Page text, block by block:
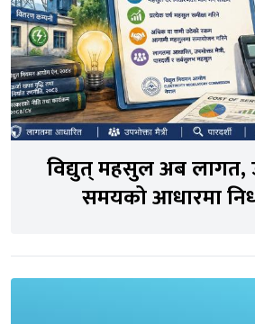
विद्युत् महसुल अब लागत,
समयको आधारमा